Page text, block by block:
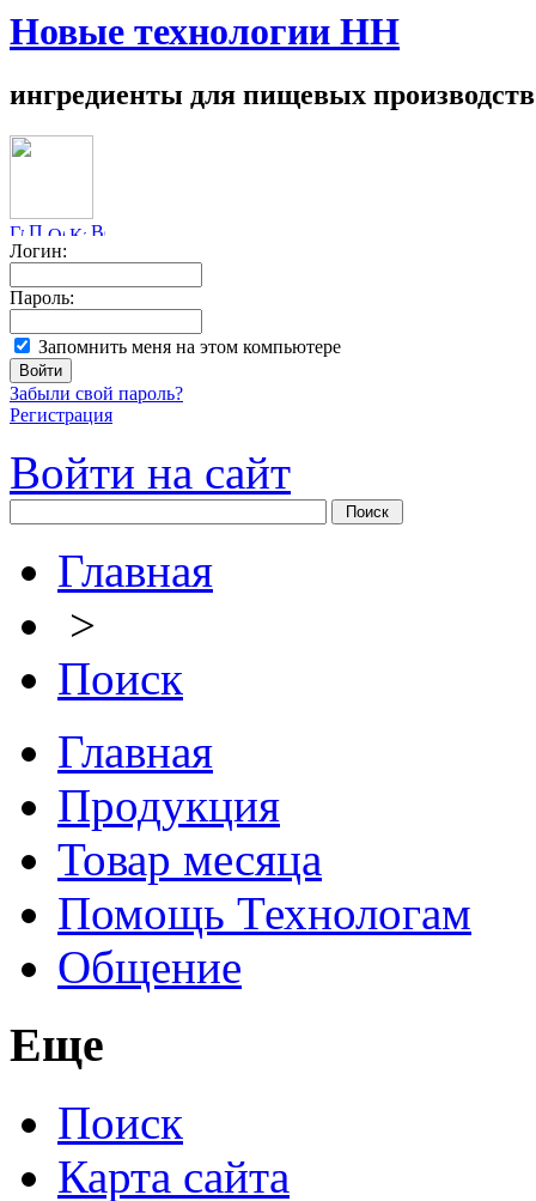
Новые технологии НН
ингредиенты для пищевых производств
Логин:
Пароль:
Запомнить меня на этом компьютере
Забыли свой пароль?
Регистрация
Войти на сайт
Главная
>
Поиск
Главная
Продукция
Товар месяца
Помощь Технологам
Общение
Еще
Поиск
Карта сайта